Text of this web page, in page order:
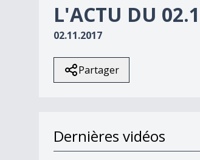
L'ACTU DU
02.11.2017
Partager
Dernières vidéos